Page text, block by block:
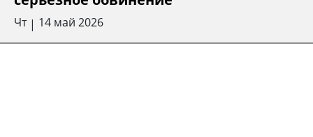
Чт| 14 май 2026